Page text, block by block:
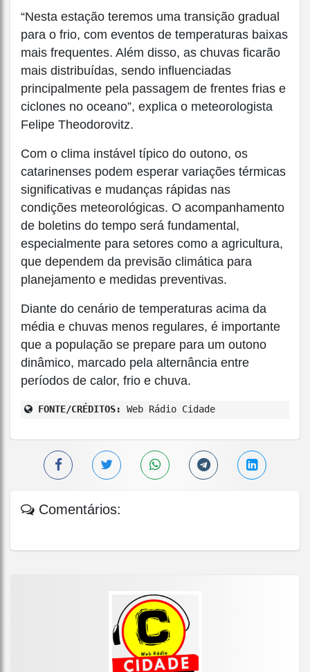
“Nesta estação teremos uma transição gradual
para o frio, com eventos de temperaturas baixas
mais frequentes. Além disso, as chuvas ficarão
mais distribuídas, sendo influenciadas
principalmente pela passagem de frentes frias e
ciclones no oceano”, explica o meteorologista
Felipe Theodorovitz.
Com o clima instável típico do outono, os
catarinenses podem esperar variações térmicas
significativas e mudanças rápidas nas
condições meteorológicas. O acompanhamento
de boletins do tempo será fundamental,
especialmente para setores como a agricultura,
que dependem da previsão climática para
planejamento e medidas preventivas.
Diante do cenário de temperaturas acima da
média e chuvas menos regulares, é importante
que a população se prepare para um outono
dinâmico, marcado pela alternância entre
períodos de calor, frio e chuva.
FONTE/CRÉDITOS: Web Rádio Cidade
Comentários: